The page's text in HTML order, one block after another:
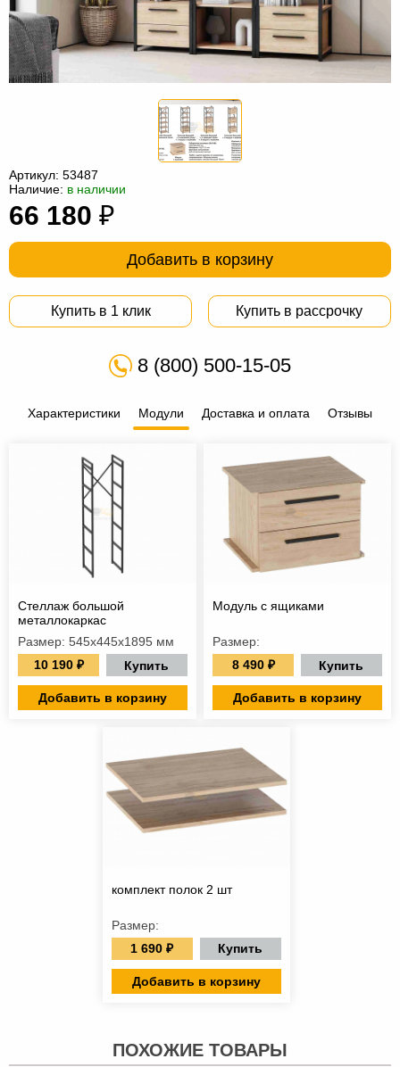
мебель
Столы
под
Мебель
мешки
Мебель
из
Садовая
Артикул: 53487
Наличие: в наличии
66 180 ₽
Добавить в корзину
Купить в 1 клик Купить в рассрочку
8 (800) 500-15-05
Характеристики Модули Доставка и оплата Отзывы
Стеллаж большой
металлокаркас
Размер: 545х445х1895 мм
10 190 ₽
Купить
Добавить в корзину
Модуль с ящиками
Размер:
8 490 ₽
Купить
Добавить в корзину
комплект полок 2 шт
Размер:
1 690 ₽
Купить
Добавить в корзину
ПОХОЖИЕ ТОВАРЫ